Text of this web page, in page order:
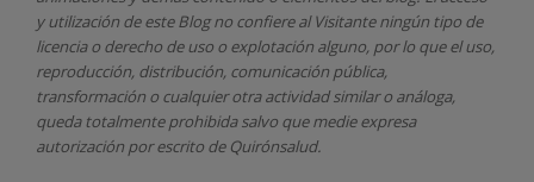
y utilización de este Blog no confiere al Visitante ningún tipo de
licencia o derecho de uso o explotación alguno, por lo que el uso,
reproducción, distribución, comunicación pública,
transformación o cualquier otra actividad similar o análoga,
queda totalmente prohibida salvo que medie expresa
autorización por escrito de Quirónsalud.